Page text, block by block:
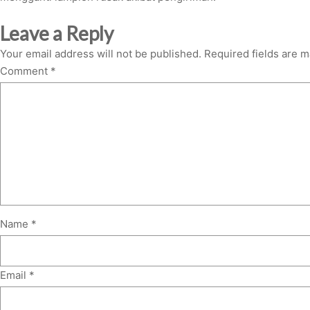
Leave a Reply
Your email address will not be published. Required fields are
Comment *
Name *
Email *